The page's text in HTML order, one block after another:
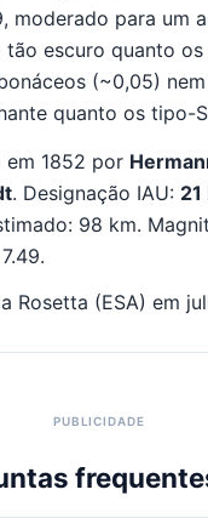
moderado para um
tão escuro quanto
(~0,05)
quanto os tipo-
1852 por
. Designação IAU:
98 km.
Rosetta (ESA) em